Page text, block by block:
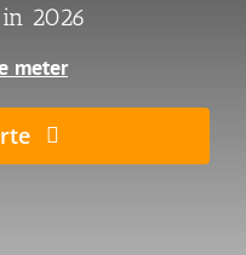
2026
meter